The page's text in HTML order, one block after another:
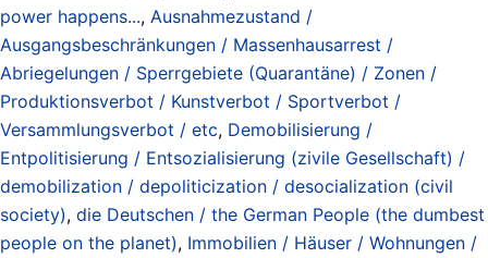
power happens..., Ausnahmezustand /
Ausgangsbeschränkungen / Massenhausarrest /
Abriegelungen / Sperrgebiete (Quarantäne) / Zonen /
Produktionsverbot / Kunstverbot / Sportverbot /
Versammlungsverbot / etc, Demobilisierung /
Entpolitisierung / Entsozialisierung (zivile Gesellschaft) /
demobilization / depoliticization / desocialization (civil
society), die Deutschen / the German People (the dumbest
people on the planet), Immobilien / Häuser / Wohnungen /